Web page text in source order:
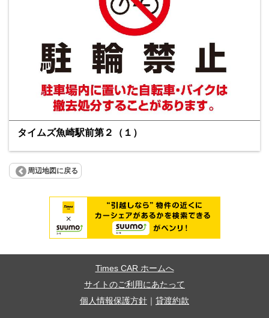
タイムズ魚崎駅前第２（１）
周辺地図に戻る
Times CAR ホームへ
サイトのご利用にあたって
個人情報保護方針
貸渡約款